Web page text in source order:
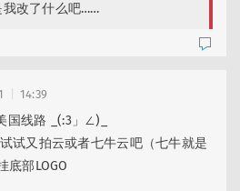
改了什么吧……
14:39
线路 _(:3」∠)_
试又拍云或者七牛云吧（七牛就是
底部LOGO